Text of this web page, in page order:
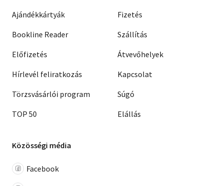
Ajándékkártyák
Bookline Reader
Előfizetés
Hírlevél feliratkozás
Törzsvásárlói program
TOP 50
Fizetés
Szállítás
Átvevőhelyek
Kapcsolat
Súgó
Elállás
Közösségi média
Facebook